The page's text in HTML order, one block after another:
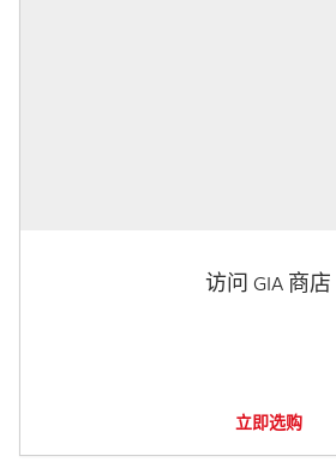
访问 GIA 商店
立即选购